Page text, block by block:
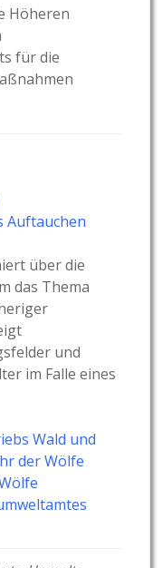
Höheren
für die
Auftauchen
über die
das Thema
und
im Falle eines
Wald und
der Wölfe